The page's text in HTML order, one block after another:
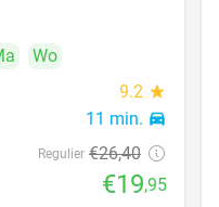
Wo
9.2 star
11 min. directions_car
Regulier €26,40
€19,95